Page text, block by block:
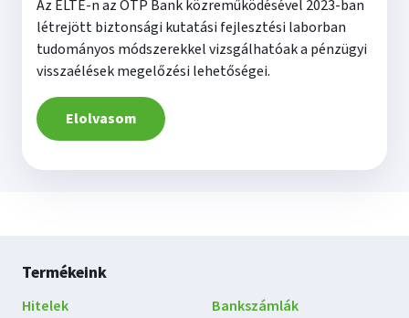
Az ELTE-n az OTP Bank közreműködésével 2023-ban
létrejött biztonsági kutatási fejlesztési laborban
tudományos módszerekkel vizsgálhatóak a pénzügyi
visszaélések megelőzési lehetőségei.
Elolvasom
Lábléc
navigáció
Termékeink
Hitelek
Bankszámlák